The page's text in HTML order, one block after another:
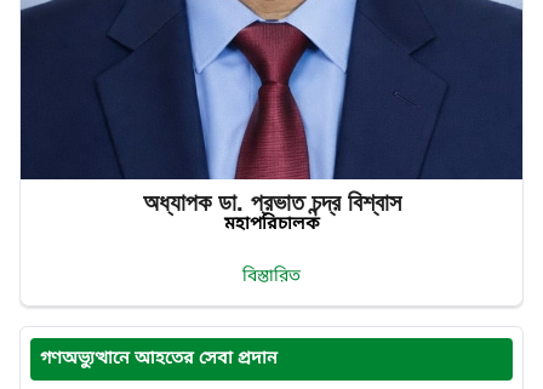
অধ্যাপক ডা. প্রভাত‌ চন্দ্র‌ বিশ্বাস
মহাপরিচালক
বিস্তারিত
গণঅভ্যুত্থানে আহতের সেবা প্রদান